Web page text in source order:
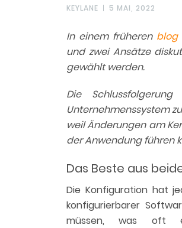
KEYLANE 5 MAI, 2022
In einem früheren blog
und zwei Ansätze
gewählt werden.
Die
Unternehmenssystem
weil Änderungen am
der Anwendung führen
Das Beste aus
Die Konfiguration hat
konfigurierbarer
müssen, was oft